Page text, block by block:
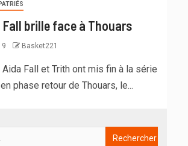
Fall brille face à Thouars
Basket221
Fall et Trith ont mis fin à la série
phase retour de Thouars, le...